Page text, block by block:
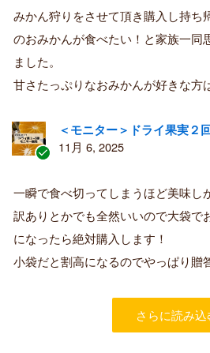
証
済
み
購
者
みかん狩りをさせて頂き購入し持ち
のおみかんが食べたい！と家族一同
ました。
甘さたっぷりなおみかんが好きな方
証
済
み
購
者
＜モニター＞ドライ果実２
11月 6, 2025
一瞬で食べ切ってしまうほど美味し
訳ありとかでも全然いいので大袋で
になったら絶対購入します！
小袋だと割高になるのでやっぱり贈
さらに読み込